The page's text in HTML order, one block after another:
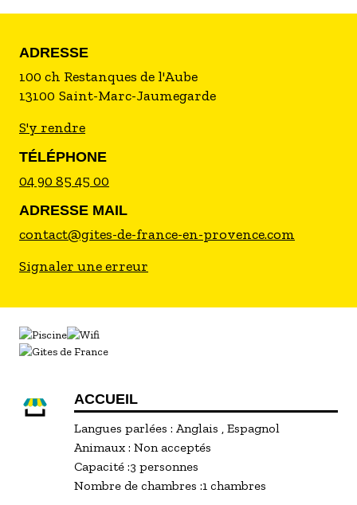
ADRESSE
100 ch Restanques de l'Aube
13100 Saint-Marc-Jaumegarde
S'y rendre
TÉLÉPHONE
04 90 85 45 00
ADRESSE MAIL
contact@gites-de-france-en-provence.com
Signaler une erreur
ACCUEIL
Langues parlées : Anglais
Espagnol
Animaux : Non acceptés
Capacité :3 personnes
Nombre de chambres :1 chambres